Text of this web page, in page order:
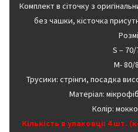
Комплект в сіточку з
без чашки, кісточка
S – 70/
M- 80/
Трусики: стрінги, посадка
Матеріал:
Колір:
Кількість в упаковці: 4 шт.